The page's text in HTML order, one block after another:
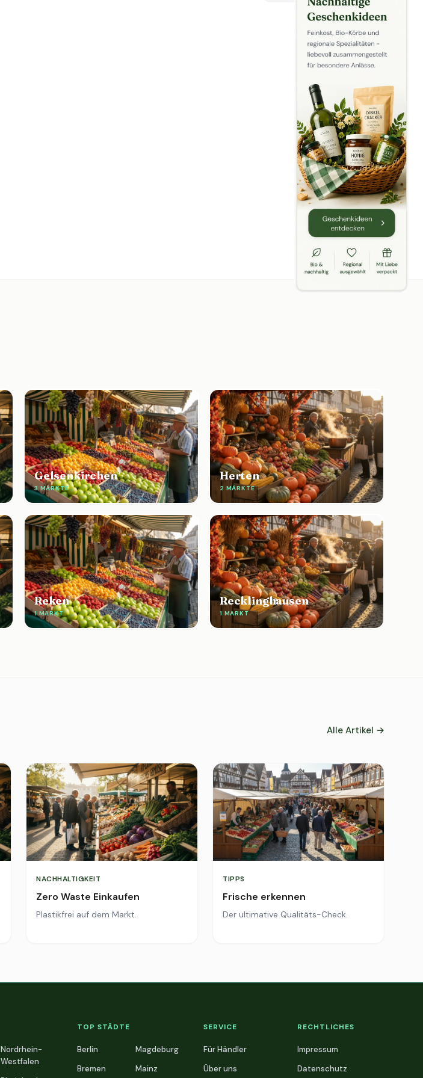
Gelsenkirchen
3 MÄRKTE
Herten
2 MÄRKTE
Reken
1 MARKT
Recklinghausen
1 MARKT
Alle Artikel →
NACHHALTIGKEIT
Zero Waste Einkaufen
Plastikfrei auf dem Markt.
TIPPS
Frische erkennen
Der ultimative Qualitäts-Check.
Nordrhein-
Westfalen
TOP STÄDTE
Berlin
Bremen
Magdeburg
Mainz
SERVICE
Für Händler
Über uns
RECHTLICHES
Impressum
Datenschutz